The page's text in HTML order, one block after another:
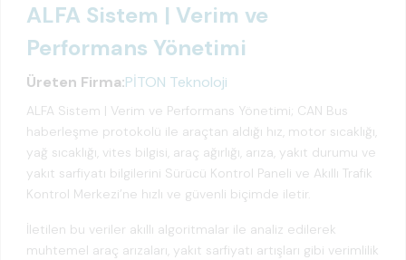
ALFA Sistem | Verim ve
Performans Yönetimi
Üreten Firma:PİTON Teknoloji
ALFA Sistem | Verim ve Performans Yönetimi; CAN Bus
haberleşme protokolü ile araçtan aldığı hız, motor sıcaklığı,
yağ sıcaklığı, vites bilgisi, araç ağırlığı, arıza, yakıt durumu ve
yakıt sarfiyatı bilgilerini Sürücü Kontrol Paneli ve Akıllı Trafik
Kontrol Merkezi’ne hızlı ve güvenli biçimde iletir.
İletilen bu veriler akıllı algoritmalar ile analiz edilerek
muhtemel araç arızaları, yakıt sarfiyatı artışları gibi verimlilik